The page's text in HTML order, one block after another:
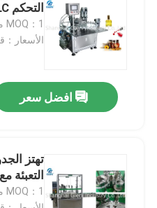
مراقبة الجودة
أخبار
مدونة
التحكم PLC مع 30 زجاجة في الدقيقة
MOQ：1 مجموعة
الأسعار：
افضل سعر
تهتز
التعبئة مع 1 سنة الضمان
MOQ：1 مجموعة